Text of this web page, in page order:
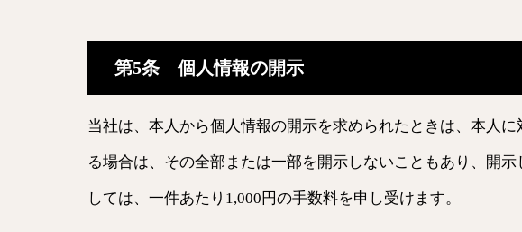
第5条 個人情報の開示
当社は、本人から個人情報の開示を求められたときは、本人
る場合は、その全部または一部を開示しないこともあり、開
しては、一件あたり1,000円の手数料を申し受けます。